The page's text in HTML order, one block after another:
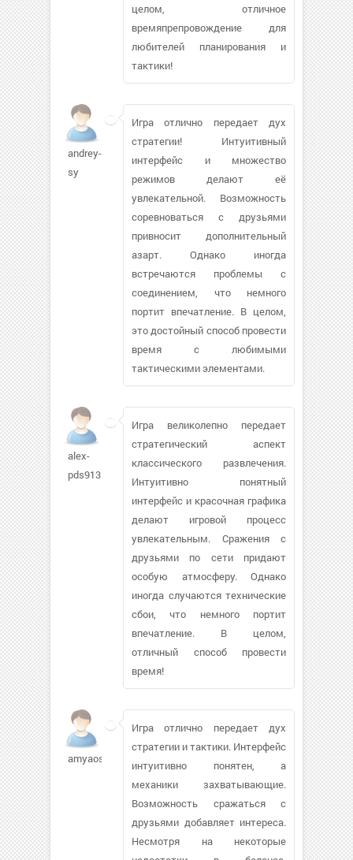
целом, отличное
времяпрепровождение для
любителей планирования и
тактики!
andrey-
sy
Игра отлично передает дух
стратегии! Интуитивный
интерфейс и множество
режимов делают её
увлекательной. Возможность
соревноваться с друзьями
привносит дополнительный
азарт. Однако иногда
встречаются проблемы с
соединением, что немного
портит впечатление. В целом,
это достойный способ провести
время с любимыми
тактическими элементами.
alex-
pds913
Игра великолепно передает
стратегический аспект
классического развлечения.
Интуитивно понятный
интерфейс и красочная графика
делают игровой процесс
увлекательным. Сражения с
друзьями по сети придают
особую атмосферу. Однако
иногда случаются технические
сбои, что немного портит
впечатление. В целом,
отличный способ провести
время!
amyaossey269
Игра отлично передает дух
стратегии и тактики. Интерфейс
интуитивно понятен, а
механики захватывающие.
Возможность сражаться с
друзьями добавляет интереса.
Несмотря на некоторые